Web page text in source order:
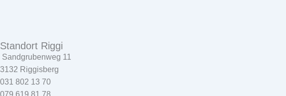
Standort Riggi
Sandgrubenweg 11
3132 Riggisberg
031 802 13 70
079 619 81 78